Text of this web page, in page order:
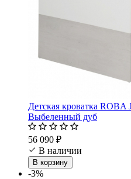
Детская кроватка
Выбеленный дуб
56 090 ₽
В наличии
В корзину
-3%